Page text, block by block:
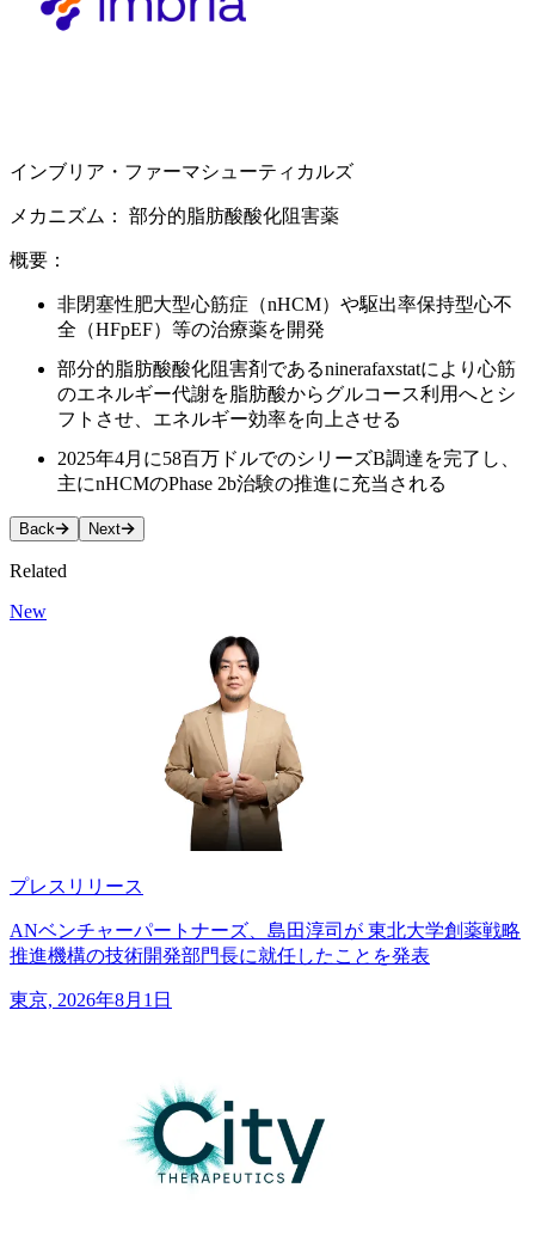
インブリア・ファーマシューティカルズ​
メカニズム：​ 部分的脂肪酸酸化阻害薬​
概要：​
非閉塞性肥大型心筋症（nHCM）や駆出率保持型心不
全（HFpEF）等の治療薬を開発​
部分的脂肪酸酸化阻害剤であるninerafaxstatにより心筋
のエネルギー代謝を脂肪酸からグルコース利用へとシ
フトさせ、エネルギー効率を向上させる​
2025年4月に58百万ドルでのシリーズB調達を完了し、
主にnHCMのPhase 2b治験の推進に充当される​
Back Next
Related
New
プレスリリース
ANベンチャーパートナーズ、島田淳司が 東北大学創薬戦略
推進機構の技術開発部門長に就任したことを発表
東京, 2026年8月1日